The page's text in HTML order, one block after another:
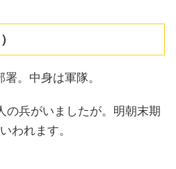
。中身は軍隊。
の兵がいましたが。明朝末期
われます。